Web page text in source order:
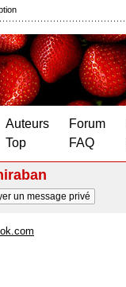
Auteurs
Top
Forum
FAQ
un message privé